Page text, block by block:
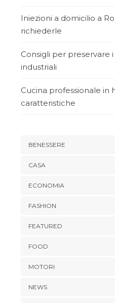
Iniezioni a domicilio a
richiederle
Consigli per preservare
industriali
Cucina professionale in
caratteristiche
BENESSERE
CASA
ECONOMIA
FASHION
FEATURED
FOOD
MOTORI
NEWS